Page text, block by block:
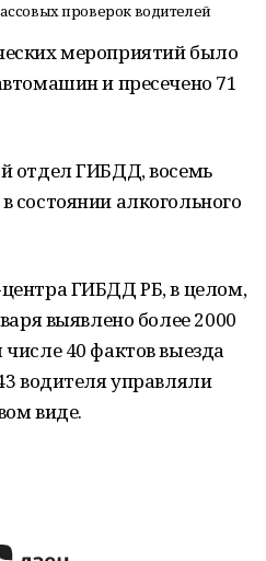
проверок водителей
мероприятий было
и пресечено 71
отдел ГИБДД, восемь
состоянии алкогольного
ГИБДД РБ, в целом,
выявлено более 2000
40 фактов выезда
водителя управляли
виде.